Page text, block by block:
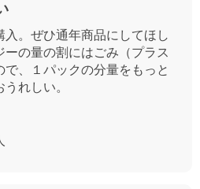
入。ぜひ通年商品にしてほし
の量の割にはごみ（プラス
、１パックの分量をもっと
れしい。